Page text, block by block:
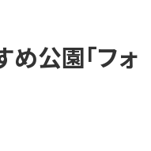
公園「フォ